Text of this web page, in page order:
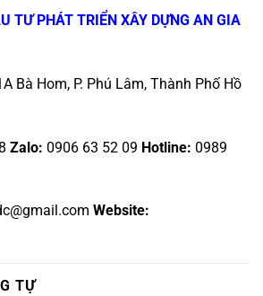
TƯ PHÁT TRIỂN XÂY DỰNG AN GIA
Bà Hom, P. Phú Lâm, Thành Phố Hồ
Zalo: 0906 63 52 09 Hotline: 0989
Website:
TỰ